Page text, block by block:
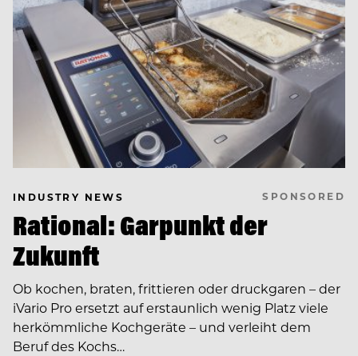
INDUSTRY NEWS SPONSORED
Rational: Garpunkt der
Zukunft
Ob kochen, braten, frittieren oder druckgaren – der
iVario Pro ersetzt auf erstaunlich wenig Platz viele
herkömmliche Kochgeräte – und verleiht dem
Beruf des Kochs…